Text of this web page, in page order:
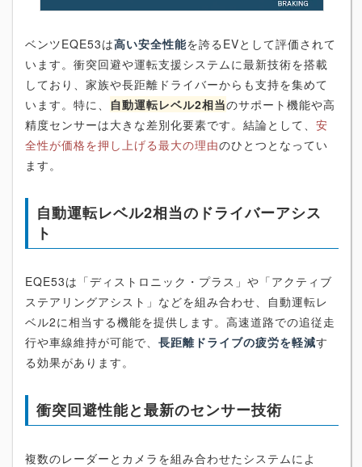
ベンツEQE53は高い安全性能を誇るEVとして評価されて
います。衝突回避や運転支援システムに最新技術を搭載
しており、家族や長距離ドライバーからも支持を集めて
います。特に、 自動運転レベル2相当のサポート機能や高
精度センサーは大きな差別化要素です。結論として、 安
全性が価格を押し上げる最大の理由のひとつとなってい
ます。
自動運転レベル2相当のドライバーアシス
ト
EQE53は「ディストロニック・プラス」や「アクティブ
ステアリングアシスト」などを組み合わせ、自動運転レ
ベル2に相当する機能を提供します。高速道路での追従走
行や車線維持が可能で、 長距離ドライブの疲労を軽減す
る効果があります。
衝突回避性能と最新のセンサー技術
複数のレーダーとカメラを組み合わせたシステムによ